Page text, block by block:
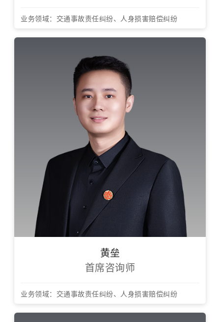
业务领域：交通事故责任纠纷、人身损害赔偿纠纷
黄垒
首席咨询师
业务领域：交通事故责任纠纷、人身损害赔偿纠纷